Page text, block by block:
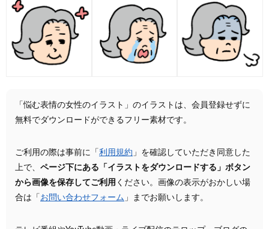
「悩む表情の女性のイラスト」のイラストは、会員登録せずに
無料でダウンロードができるフリー素材です。
ご利用の際は事前に「 利用規約 」を確認していただき同意した
上で、 ページ下にある「イラストをダウンロードする」ボタン
から画像を保存してご利用 ください。画像の表示がおかしい場
合は「 お問い合わせフォーム 」までお願いします。